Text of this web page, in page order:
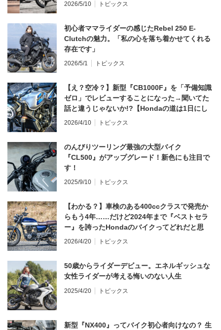
2026/5/10 トピックス
初心者ママライダーの感じたRebel 250 E-
Clutchの魅力。「私の心を落ち着かせてくれる
存在です」
2026/5/1 トピックス
【え？空冷？】新型『CB1000F』を「予備知識
ゼロ」でレビューすることになった→聞いてた
話と違うじゃないか!?【Hondaの道は1日にし
てならず／CB1000F ①第一印象 編】
2026/4/10 トピックス
のんびりツーリング最強の大型バイク
『CL500』がアップグレード！新色にも注目で
す！
2025/9/10 トピックス
【わかる？】車検のある400ccクラスで発売か
らもう4年……だけど2024年まで『ベストセラ
ー』を誇ったHondaのバイクってどれだと思
う？
2026/4/20 トピックス
50歳からライダーデビュー。エネルギッシュな
女性ライダーが考える悔いのない人生
2025/4/20 トピックス
新型『NX400』ってバイク初心者向けなの？ 生